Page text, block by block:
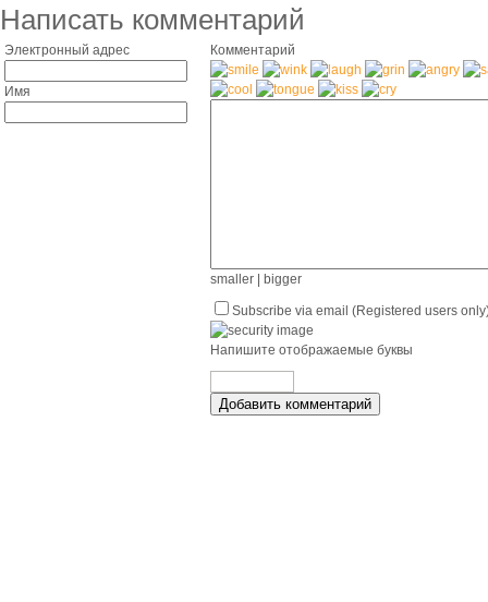
Написать комментарий
Электронный адрес
Имя
Комментарий
smaller bigger
Subscribe via email (Registered users
Напишите отображаемые буквы
Добавить комментарий